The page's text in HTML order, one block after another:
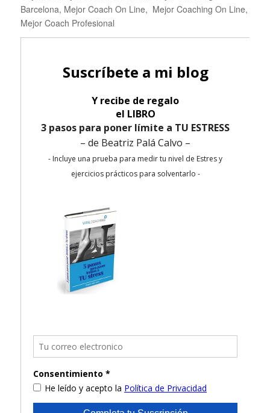
Barcelona, Mejor Coach On Line, Mejor Coaching On Line,
Mejor Coach Profesional